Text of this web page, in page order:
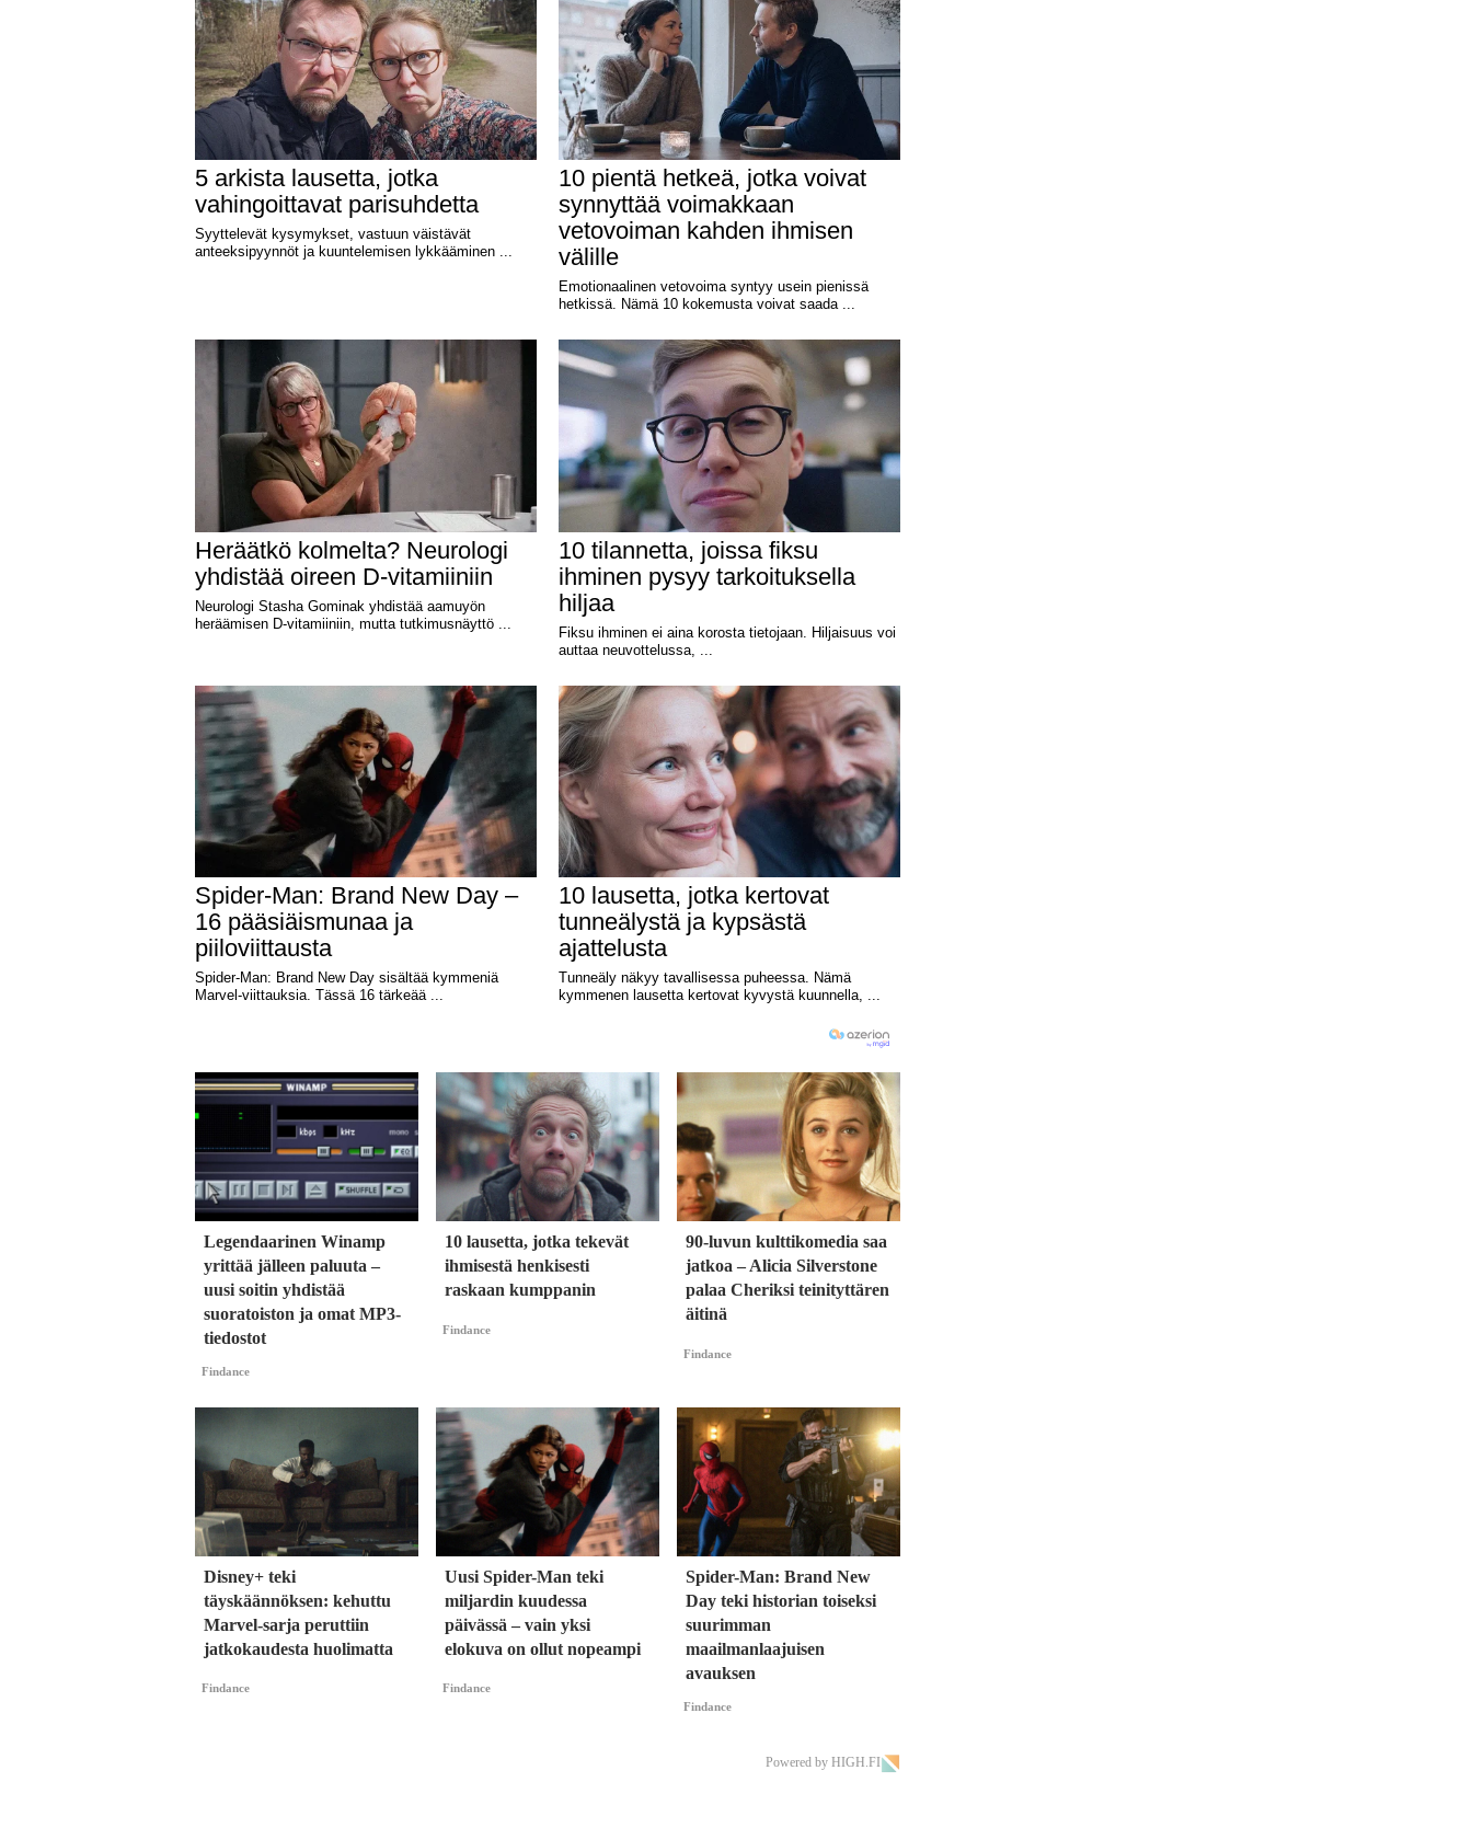
Legendaarinen Winamp
yrittää jälleen paluuta –
uusi soitin yhdistää
suoratoiston ja omat MP3-
tiedostot
Findance
10 lausetta, jotka tekevät
ihmisestä henkisesti
raskaan kumppanin
Findance
90-luvun kulttikomedia saa
jatkoa – Alicia Silverstone
palaa Cheriksi teinityttären
äitinä
Findance
Disney+ teki
täyskäännöksen: kehuttu
Marvel-sarja peruttiin
jatkokaudesta huolimatta
Findance
Uusi Spider-Man teki
miljardin kuudessa
päivässä – vain yksi
elokuva on ollut nopeampi
Findance
Spider-Man: Brand New
Day teki historian toiseksi
suurimman
maailmanlaajuisen
avauksen
Findance
Powered by HIGH.FI